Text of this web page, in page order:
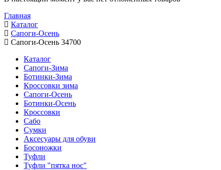
Главная
Каталог
Сапоги-Осень
Сапоги-Осень 34700
Каталог
Сапоги-Зима
Ботинки-Зима
Кроссовки зима
Сапоги-Осень
Ботинки-Осень
Кроссовки
Сабо
Сумки
Аксесуары для обуви
Босоножки
Туфли
Туфли "пятка нос"